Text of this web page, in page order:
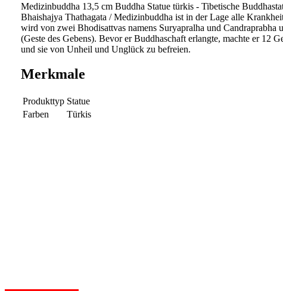
Medizinbuddha 13,5 cm Buddha Statue türkis - Tibetische
Bhaishajya Thathagata / Medizinbuddha ist in der Lage alle
wird von zwei Bhodisattvas namens Suryapralha und
(Geste des Gebens). Bevor er Buddhaschaft erlangte, machte er 12
und sie von Unheil und Unglück zu befreien.
Merkmale
Produkttyp Statue
Farben
Türkis